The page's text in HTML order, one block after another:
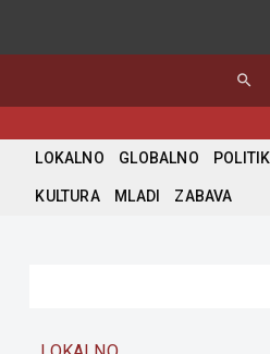
search
LOKALNO GLOBALNO
KULTURA MLADI ZABAVA